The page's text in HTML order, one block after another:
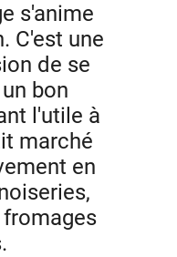
s'anime
C'est une
de se
bon
l'utile à
marché
en